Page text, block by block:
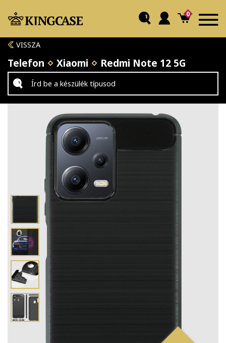
0
VISSZA
Telefon Xiaomi Redmi Note 12 5G